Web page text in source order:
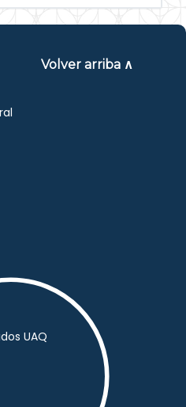
Volver arriba ∧
UAQ